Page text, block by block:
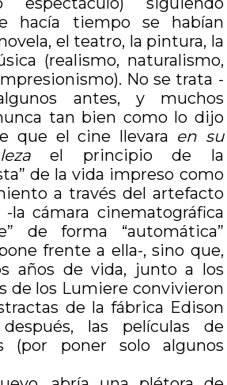
hacía tiempo se habían
el teatro, la pintura, la
(realismo, naturalismo,
No se trata -
antes, y muchos
tan bien como lo dijo
que el cine llevara en su
el principio de la
de la vida impreso como
a través del artefacto
la cámara cinematográfica
de forma “automática”
frente a ella-, sino que,
años de vida, junto a los
de los Lumiere convivieron
de la fábrica Edison
las películas de
(por poner solo algunos